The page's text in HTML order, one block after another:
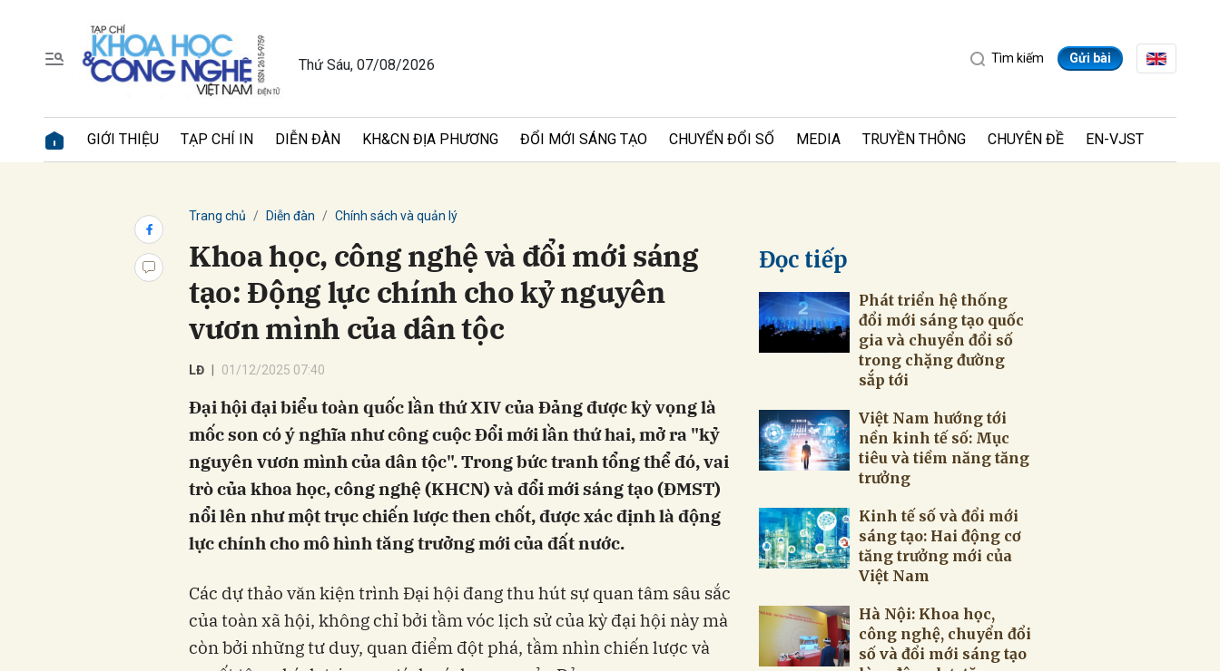
Thứ Sáu, 07/08/2026 Tìm kiếm Gửi bài
GIỚI THIỆU TẠP CHÍ IN DIỄN ĐÀN KH&CN ĐỊA PHƯƠNG ĐỔI MỚI SÁNG TẠO CHUYỂN ĐỔI SỐ MEDIA TRUYỀN THÔNG CHUYÊN ĐỀ EN-VJST
Trang chủ Diễn đàn Chính sách và quản lý
Khoa học, công nghệ và đổi mới sáng
tạo: Động lực chính cho kỷ nguyên
vươn mình của dân tộc
LĐ 01/12/2025 07:40
Đại hội đại biểu toàn quốc lần thứ XIV của Đảng được kỳ vọng là
mốc son có ý nghĩa như công cuộc Đổi mới lần thứ hai, mở ra "kỷ
nguyên vươn mình của dân tộc". Trong bức tranh tổng thể đó, vai
trò của khoa học, công nghệ (KHCN) và đổi mới sáng tạo (ĐMST)
nổi lên như một trục chiến lược then chốt, được xác định là động
lực chính cho mô hình tăng trưởng mới của đất nước.
Các dự thảo văn kiện trình Đại hội đang thu hút sự quan tâm sâu sắc
của toàn xã hội, không chỉ bởi tầm vóc lịch sử của kỳ đại hội này mà
còn bởi những tư duy, quan điểm đột phá, tầm nhìn chiến lược và
Đọc tiếp
Phát triển hệ thống
đổi mới sáng tạo quốc
gia và chuyển đổi số
‎trong chặng đường
sắp tới
Việt Nam hướng tới
nền kinh tế số: Mục
tiêu và tiềm năng tăng
trưởng
Kinh tế số và đổi mới
sáng tạo: Hai động cơ
tăng trưởng mới của
Việt Nam
Hà Nội: Khoa học,
công nghệ, chuyển đổi
số và đổi mới sáng tạo
Gửi